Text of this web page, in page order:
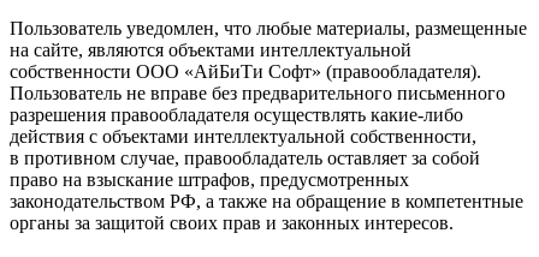
Пользователь уведомлен, что любые материалы, размещенные
на сайте, являются объектами интеллектуальной
собственности ООО «АйБиТи Софт» (правообладателя).
Пользователь не вправе без предварительного письменного
разрешения правообладателя осуществлять какие-либо
действия с объектами интеллектуальной собственности,
в противном случае, правообладатель оставляет за собой
право на взыскание штрафов, предусмотренных
законодательством РФ, а также на обращение в компетентные
органы за защитой своих прав и законных интересов.